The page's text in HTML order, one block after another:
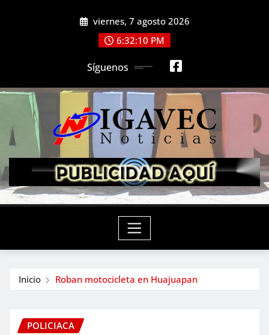
viernes, 7 agosto 2026
6:32:12 PM
Síguenos
Inicio Roban motocicleta en Huajuapan
POLICIACA